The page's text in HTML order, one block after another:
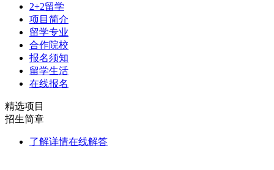
2+2留学
项目简介
留学专业
合作院校
报名须知
留学生活
在线报名
精选项目
招生简章
了解详情在线解答